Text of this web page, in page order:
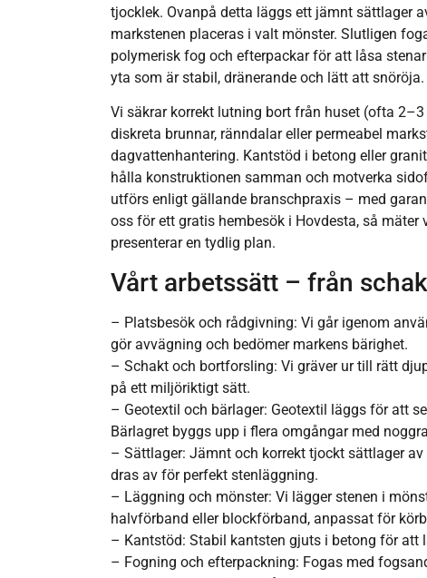
tjocklek. Ovanpå detta läggs ett jämnt sättlager
markstenen placeras i valt mönster. Slutligen
polymerisk fog och efterpackar för att låsa
yta som är stabil, dränerande och lätt att snöröja.
Vi säkrar korrekt lutning bort från huset (ofta 2–3
diskreta brunnar, ränndalar eller permeabel
dagvattenhantering. Kantstöd i betong eller
hålla konstruktionen samman och motverka
utförs enligt gällande branschpraxis – med
oss för ett gratis hembesök i Hovdesta, så mäter
presenterar en tydlig plan.
Vårt arbetssätt – från
– Platsbesök och rådgivning: Vi går igenom
gör avvägning och bedömer markens bärighet.
– Schakt och bortforsling: Vi gräver ur till rätt
på ett miljöriktigt sätt.
– Geotextil och bärlager: Geotextil läggs för att
Bärlagret byggs upp i flera omgångar med
– Sättlager: Jämnt och korrekt tjockt sättlager
dras av för perfekt stenläggning.
– Läggning och mönster: Vi lägger stenen i
halvförband eller blockförband, anpassat för
– Kantstöd: Stabil kantsten gjuts i betong för att
– Fogning och efterpackning: Fogas med